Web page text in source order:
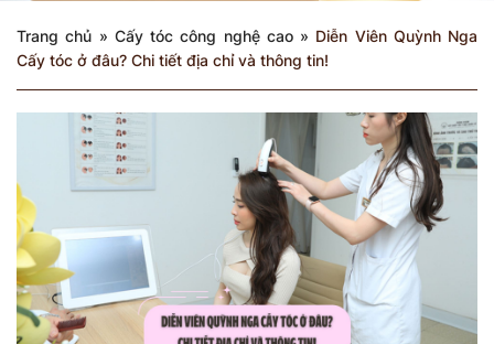
Trang chủ » Cấy tóc công nghệ cao» Diễn Viên Quỳnh Nga
Cấy tóc ở đâu? Chi tiết địa chỉ và thông tin!